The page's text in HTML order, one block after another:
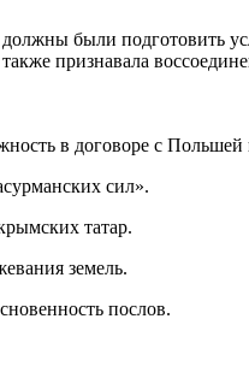
были подготовить
признавала
в договоре с
сил».
татар.
земель.
послов.